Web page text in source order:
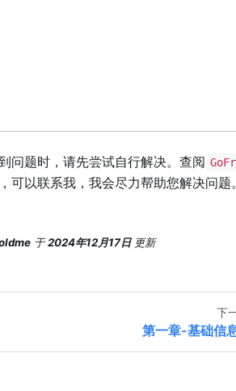
问题时，请先尝试自行解决。查阅
可以联系我，我会尽力帮助您解决问题
于2024年12月17日 更新
下
第一章-基础信